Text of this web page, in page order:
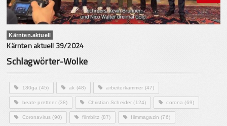
Kärnten.aktuell
Kärnten aktuell 39/2024
Schlagwörter-Wolke
180ga (45) ak (48) arbeiterkammer (47)
beate prettner(38) Christian Scheider (124) corona (69)
Coronavirus (90) filmblitz (87) filmmagazin (76)